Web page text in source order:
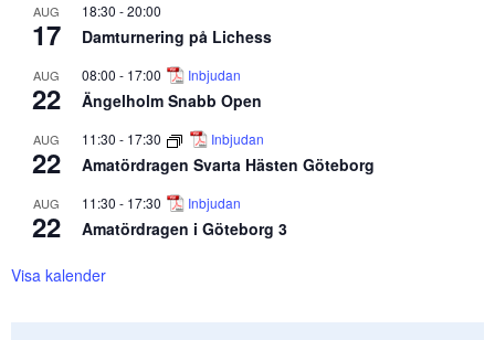
AUG
17
18:30 -20:00
Damturnering på Lichess
AUG
22
08:00 - 17:00 Inbjudan
Ängelholm Snabb Open
AUG
22
11:30 - 17:30 Inbjudan
Amatördragen Svarta Hästen Göteborg
AUG
22
11:30 - 17:30 Inbjudan
Amatördragen i Göteborg 3
Visa kalender